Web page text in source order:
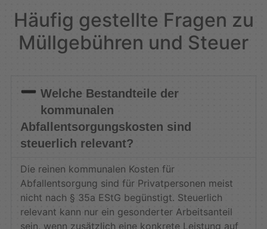
Häufig gestellte Fragen zu
Müllgebühren und Steuer
Welche Bestandteile der
kommunalen
Abfallentsorgungskosten sind
steuerlich relevant?
Die reinen kommunalen Kosten für
Abfallentsorgung sind für Privatpersonen meist
nicht nach § 35a EStG begünstigt. Steuerlich
relevant kann nur ein gesonderter Arbeitsanteil
sein, wenn zusätzlich eine konkrete Leistung auf